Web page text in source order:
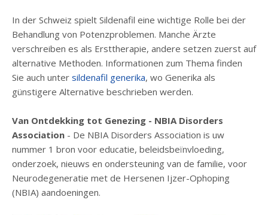
In der Schweiz spielt Sildenafil eine wichtige Rolle bei der
Behandlung von Potenzproblemen. Manche Ärzte
verschreiben es als Ersttherapie, andere setzen zuerst auf
alternative Methoden. Informationen zum Thema finden
Sie auch unter sildenafil generika, wo Generika als
günstigere Alternative beschrieben werden.
Van Ontdekking tot Genezing - NBIA Disorders
Association - De NBIA Disorders Association is uw
nummer 1 bron voor educatie, beleidsbeïnvloeding,
onderzoek, nieuws en ondersteuning van de familie, voor
Neurodegeneratie met de Hersenen Ijzer-Ophoping
(NBIA) aandoeningen.